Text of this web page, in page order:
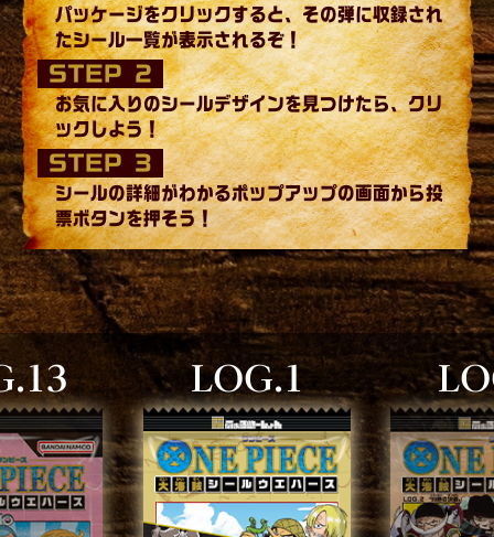
パッケージをクリックすると、その弾に収録され
たシール一覧が表示されるぞ！
STEP 2
お気に入りのシールデザインを見つけたら、クリ
ックしよう！
STEP 3
シールの詳細がわかるポップアップの画面から投
票ボタンを押そう！
LOG.1